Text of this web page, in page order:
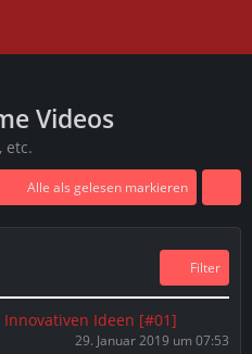
Videos
etc.
Alle als gelesen markieren
Filter
Ideen [#01]
29. Januar 2019 um 07:53